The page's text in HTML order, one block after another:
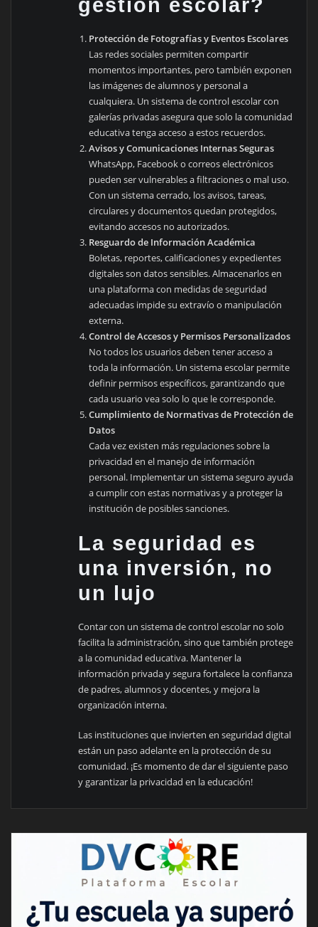
gestión escolar?
Protección de Fotografías y Eventos Escolares
Las redes sociales permiten compartir
momentos importantes, pero también exponen
las imágenes de alumnos y personal a
cualquiera. Un sistema de control escolar con
galerías privadas asegura que solo la comunidad
educativa tenga acceso a estos recuerdos.
Avisos y Comunicaciones Internas Seguras
WhatsApp, Facebook o correos electrónicos
pueden ser vulnerables a filtraciones o mal uso.
Con un sistema cerrado, los avisos, tareas,
circulares y documentos quedan protegidos,
evitando accesos no autorizados.
Resguardo de Información Académica
Boletas, reportes, calificaciones y expedientes
digitales son datos sensibles. Almacenarlos en
una plataforma con medidas de seguridad
adecuadas impide su extravío o manipulación
externa.
Control de Accesos y Permisos Personalizados
No todos los usuarios deben tener acceso a
toda la información. Un sistema escolar permite
definir permisos específicos, garantizando que
cada usuario vea solo lo que le corresponde.
Cumplimiento de Normativas de Protección de
Datos
Cada vez existen más regulaciones sobre la
privacidad en el manejo de información
personal. Implementar un sistema seguro ayuda
a cumplir con estas normativas y a proteger la
institución de posibles sanciones.
La seguridad es
una inversión, no
un lujo
Contar con un sistema de control escolar no solo
facilita la administración, sino que también protege
a la comunidad educativa. Mantener la
información privada y segura fortalece la confianza
de padres, alumnos y docentes, y mejora la
organización interna.
Las instituciones que invierten en seguridad digital
están un paso adelante en la protección de su
comunidad. ¡Es momento de dar el siguiente paso
y garantizar la privacidad en la educación!